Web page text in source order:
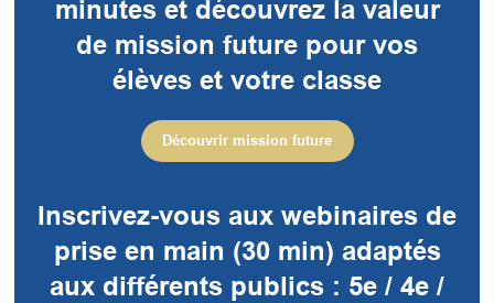
minutes et découvrez la valeur
de mission future pour vos
élèves et votre classe
Découvrir mission future
Inscrivez-vous aux webinaires de
prise en main (30 min) adaptés
aux différents publics : 5e / 4e /